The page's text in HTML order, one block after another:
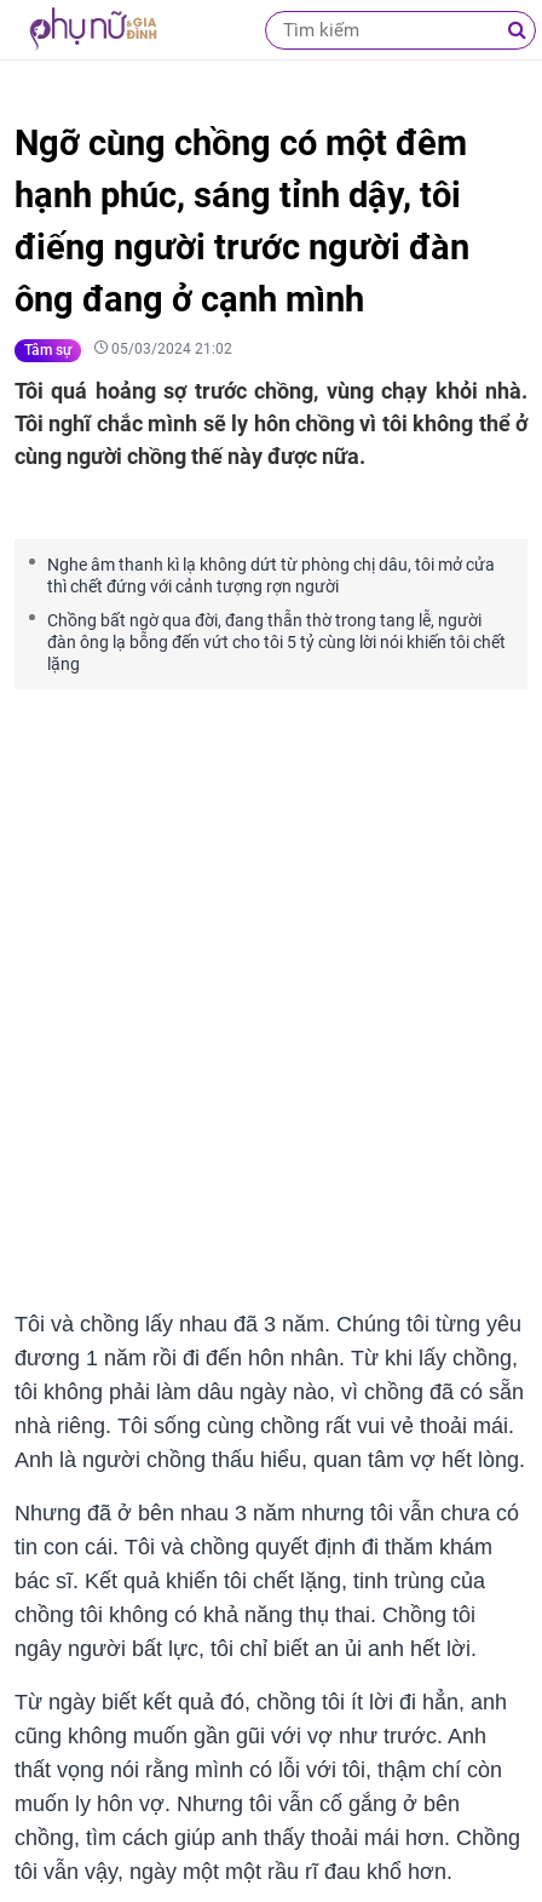
Ngỡ cùng chồng có một đêm
hạnh phúc, sáng tỉnh dậy, tôi
điếng người trước người đàn
ông đang ở cạnh mình
Tâm sự 05/03/2024 21:02
Tôi quá hoảng sợ trước chồng, vùng chạy khỏi nhà.
Tôi nghĩ chắc mình sẽ ly hôn chồng vì tôi không thể ở
cùng người chồng thế này được nữa.
Nghe âm thanh kì lạ không dứt từ phòng chị dâu, tôi mở cửa
thì chết đứng với cảnh tượng rợn người
Chồng bất ngờ qua đời, đang thẫn thờ trong tang lễ, người
đàn ông lạ bỗng đến vứt cho tôi 5 tỷ cùng lời nói khiến tôi chết
lặng
Tôi và chồng lấy nhau đã 3 năm. Chúng tôi từng yêu
đương 1 năm rồi đi đến hôn nhân. Từ khi lấy chồng,
tôi không phải làm dâu ngày nào, vì chồng đã có sẵn
nhà riêng. Tôi sống cùng chồng rất vui vẻ thoải mái.
Anh là người chồng thấu hiểu, quan tâm vợ hết lòng.
Nhưng đã ở bên nhau 3 năm nhưng tôi vẫn chưa có
tin con cái. Tôi và chồng quyết định đi thăm khám
bác sĩ. Kết quả khiến tôi chết lặng, tinh trùng của
chồng tôi không có khả năng thụ thai. Chồng tôi
ngây người bất lực, tôi chỉ biết an ủi anh hết lời.
Từ ngày biết kết quả đó, chồng tôi ít lời đi hẳn, anh
cũng không muốn gần gũi với vợ như trước. Anh
thất vọng nói rằng mình có lỗi với tôi, thậm chí còn
muốn ly hôn vợ. Nhưng tôi vẫn cố gắng ở bên
chồng, tìm cách giúp anh thấy thoải mái hơn. Chồng
tôi vẫn vậy, ngày một một rầu rĩ đau khổ hơn.